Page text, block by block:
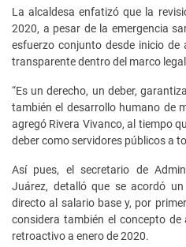
La alcaldesa enfatizó que la
2020, a pesar de la emergencia
esfuerzo conjunto desde inicio
transparente dentro del marco
“Es un derecho, un deber,
también el desarrollo humano de
agregó Rivera Vivanco, al tiempo
deber como servidores públicos a
Así pues, el secretario de
Juárez, detalló que se acordó
directo al salario base y, por
considera también el concepto
retroactivo a enero de 2020.